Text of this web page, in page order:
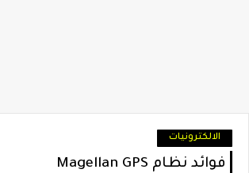
الالكترونيات
فوائد نظام Magellan GPS